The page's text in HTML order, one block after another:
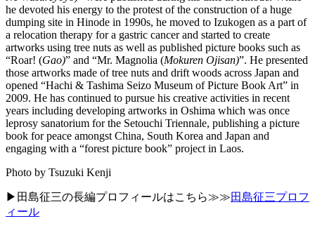
he devoted his energy to the protest of the construction of a huge
dumping site in Hinode in 1990s, he moved to Izukogen as a part of
a relocation therapy for a gastric cancer and started to create
artworks using tree nuts as well as published picture books such as
“Roar! (Gao)” and “Mr. Magnolia (Mokuren Ojisan)”. He presented
those artworks made of tree nuts and drift woods across Japan and
opened “Hachi & Tashima Seizo Museum of Picture Book Art” in
2009. He has continued to pursue his creative activities in recent
years including developing artworks in Oshima which was once
leprosy sanatorium for the Setouchi Triennale, publishing a picture
book for peace amongst China, South Korea and Japan and
engaging with a “forest picture book” project in Laos.
Photo by Tsuzuki Kenji
▶田島征三の長編プロフィールはこちら≫≫田島征三プロフ
ィール